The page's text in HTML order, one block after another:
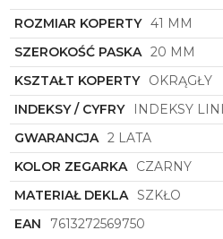
nieodłącznym elementem
mężczyzny, który chce
indywidualny styl i
ROZMIAR KOPERTY 41 MM
SZEROKOŚĆ PASKA 20 MM
KSZTAŁT KOPERTY OKRĄGŁY
INDEKSY / CYFRY
INDEKSY
GWARANCJA 2 LATA
KOLOR ZEGARKA CZARNY
MATERIAŁ DEKLA SZKŁO
EAN
7613272569750